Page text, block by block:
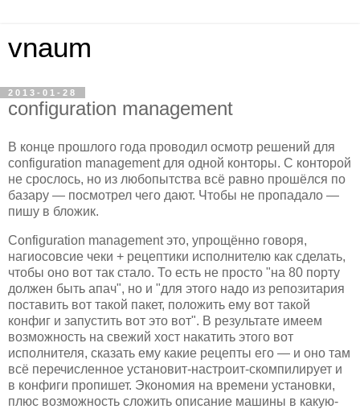
vnaum
2013-01-28
configuration management
В конце прошлого года проводил осмотр решений для
configuration management для одной конторы. С конторой
не срослось, но из любопытства всё равно прошёлся по
базару — посмотрел чего дают. Чтобы не пропадало —
пишу в бложик.
Configuration management это, упрощённо говоря,
нагиосовсие чеки + рецептики исполнителю как сделать,
чтобы оно вот так стало. То есть не просто "на 80 порту
должен быть апач", но и "для этого надо из репозитария
поставить вот такой пакет, положить ему вот такой
конфиг и запустить вот это вот". В результате имеем
возможность на свежий хост накатить этого вот
исполнителя, сказать ему какие рецепты его — и оно там
всё перечисленное установит-настроит-скомпилирует и
в конфиги пропишет. Экономия на времени установки,
плюс возможность сложить описание машины в какую-